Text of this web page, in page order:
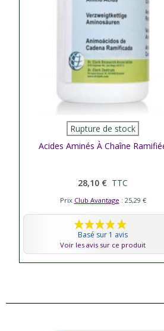
Afficher plus
Rupture de stock
Acides Aminés À Chaîne
28,10 € TTC
Prix Club Avantage : 25,29 €
Basé sur 1 avis
Voir les avis sur ce produit